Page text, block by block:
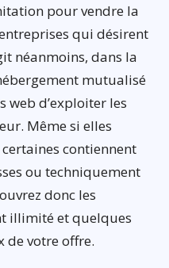
pour vendre la
qui désirent
néanmoins, dans la
mutualisé
web d’exploiter les
Même si elles
contiennent
ou techniquement
donc les
illimité et quelques
de votre offre.